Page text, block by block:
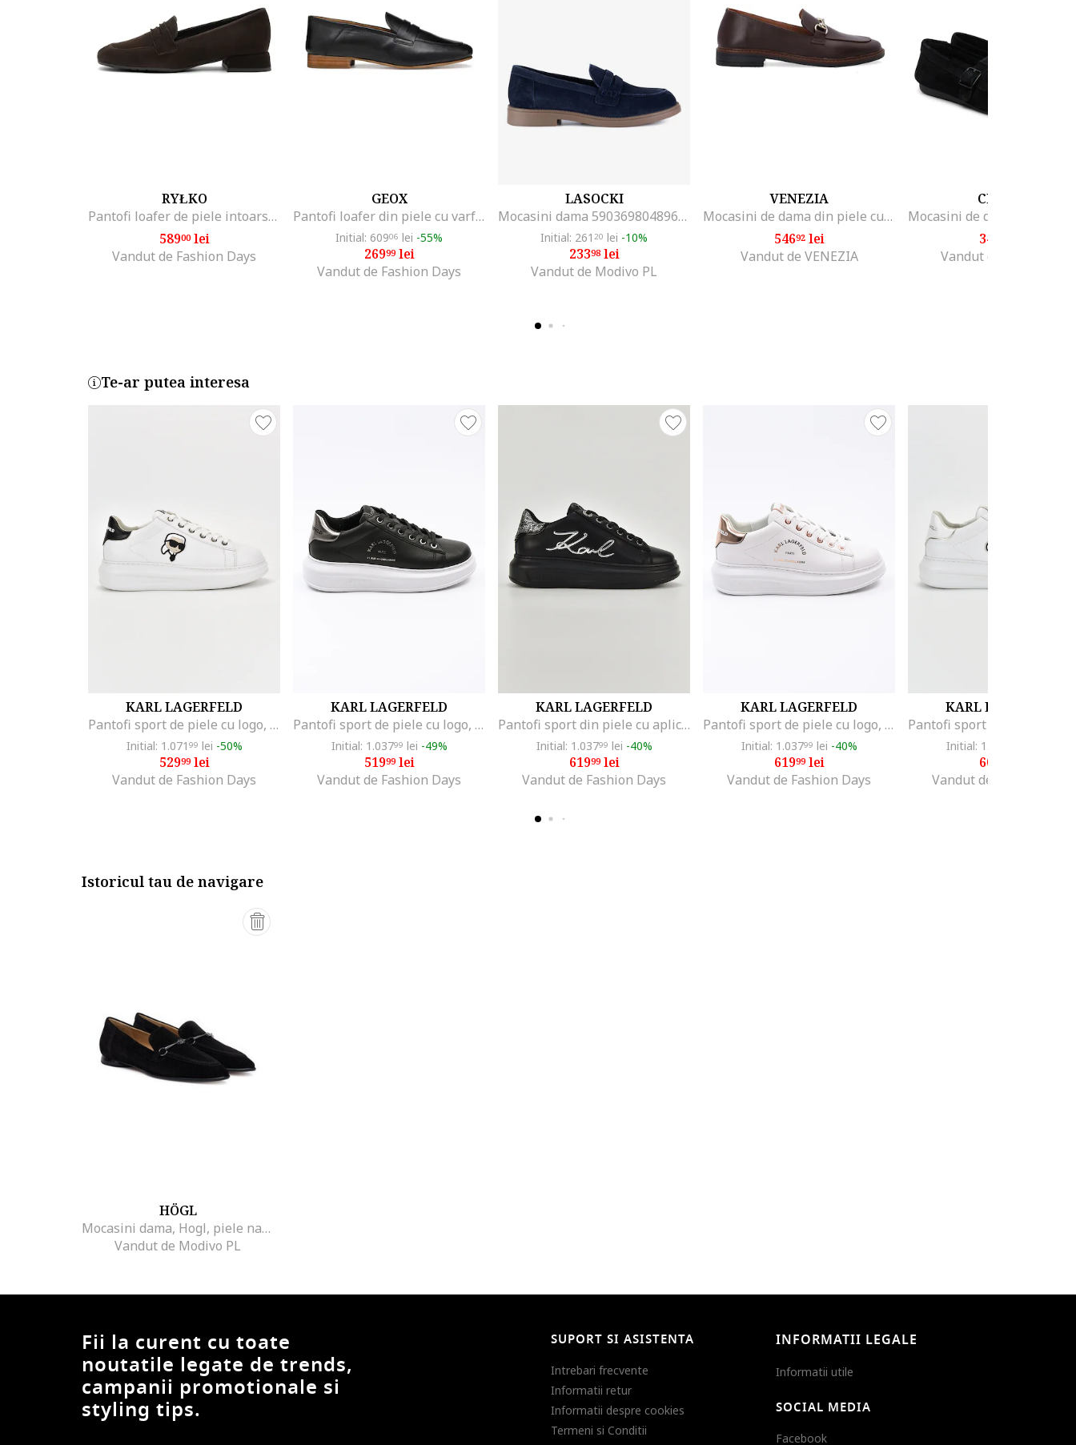
RYŁKO
Pantofi loafer de piele intoarsa cu toc masiv Marla, Maro inchis
58900lei
Vandut de Fashion Days
GEOX
Pantofi loafer din piele cu varf migdalat, Negru
Initial: 60906 lei -55%
26999lei
Vandut de Fashion Days
LASOCKI
Mocasini dama 5903698048963, Piele intoarsa, Albastru, Albastru
Initial: 261 20 lei -10%
23398lei
Vandut de Modivo PL
VENEZIA
Mocasini de dama din piele cu catarama aurie, Maro
54692lei
Vandut de VENEZIA
CLARKS
340
Vandut de Modivo PL
Te-ar putea interesa
KARL LAGERFELD
Pantofi sport de piele cu logo, Alb
Initial: 1.071 99 lei -50%
52999lei
Vandut de Fashion Days
KARL LAGERFELD
Pantofi sport de piele cu logo, Negru
Initial: 1.03799 lei -49%
51999lei
Vandut de Fashion Days
KARL LAGERFELD
Pantofi sport din piele cu aplicatie logo metalica, Negru/Argintiu
Initial: 1.03799 lei -40%
61999lei
Vandut de Fashion Days
KARL LAGERFELD
Pantofi sport de piele cu logo, Alb/Bronz
Initial: 1.03799 lei -40%
61999lei
Vandut de Fashion Days
KARL LAGERFELD
Initial: 1.071
609
Vandut de Fashion Days
Istoricul tau de navigare
HÖGL
Mocasini dama, Hogl, piele naturala, Negru
Vandut de Modivo PL
Fii la curent cu toate
noutatile legate de trends,
campanii promotionale si
styling tips.
SUPORT SI ASISTENTA
Intrebari frecvente
Informatii retur
Informatii despre cookies
Termeni si Conditii
INFORMATII LEGALE
Informatii utile
SOCIAL MEDIA
Facebook